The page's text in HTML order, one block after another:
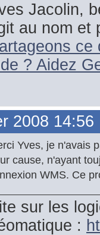
Jacolin,
au nom et
ce
? Aidez
2008 14:56
Yves, je n'avais
cause, n'ayant
WMS. Ce
sur les
: